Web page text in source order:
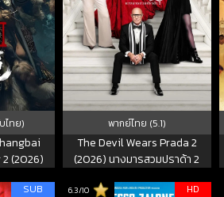
ไทย)
(2026)
พากย์ไทย (5.1)
The Devil Wears Prada 2
(2026) นางมารสวมปราด้า 2
SUB 6.3/10 HD